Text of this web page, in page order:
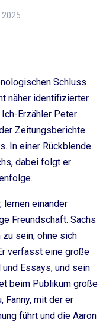
Schluss
näher identifizierter
Erzähler Peter
Zeitungsberichte
In einer Rückblende
dabei folgt er
lernen einander
Freundschaft. Sachs
sein, ohne sich
verfasst eine große
Essays, und sein
beim Publikum große
Fanny, mit der er
führt und die Aaron